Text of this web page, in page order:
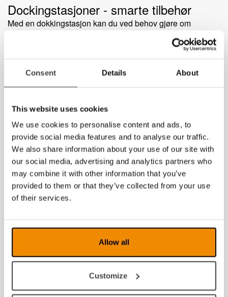
Consent Details About
This website uses cookies
We use cookies to personalise content and ads, to
provide social media features and to analyse our traffic.
We also share information about your use of our site with
our social media, advertising and analytics partners who
may combine it with other information that you’ve
provided to them or that they’ve collected from your use
of their services.
Allow all
Customize
Dockingstasjoner - smarte tilbehør
Med en dokkingstasjon kan du ved behov gjøre om
og avdokking gjøres på få sekunder, så det er enkelt å
velge mellom dokkingstasjon med X/Y-bord,
dokkingstasjon med bordklemme eller dokkingstasjon med
plate.
Les mer om MagniLink S Premium 2 HD HMS nr: 239950